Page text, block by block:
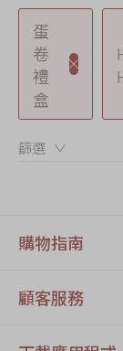
蛋
卷
禮
盒
篩選：
購物指南
顧客服務